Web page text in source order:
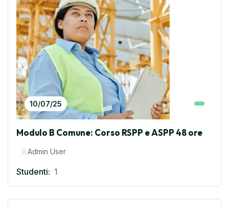
10/07/25
Modulo B Comune: Corso RSPP e ASPP 48 ore
Admin User
Studenti: 1